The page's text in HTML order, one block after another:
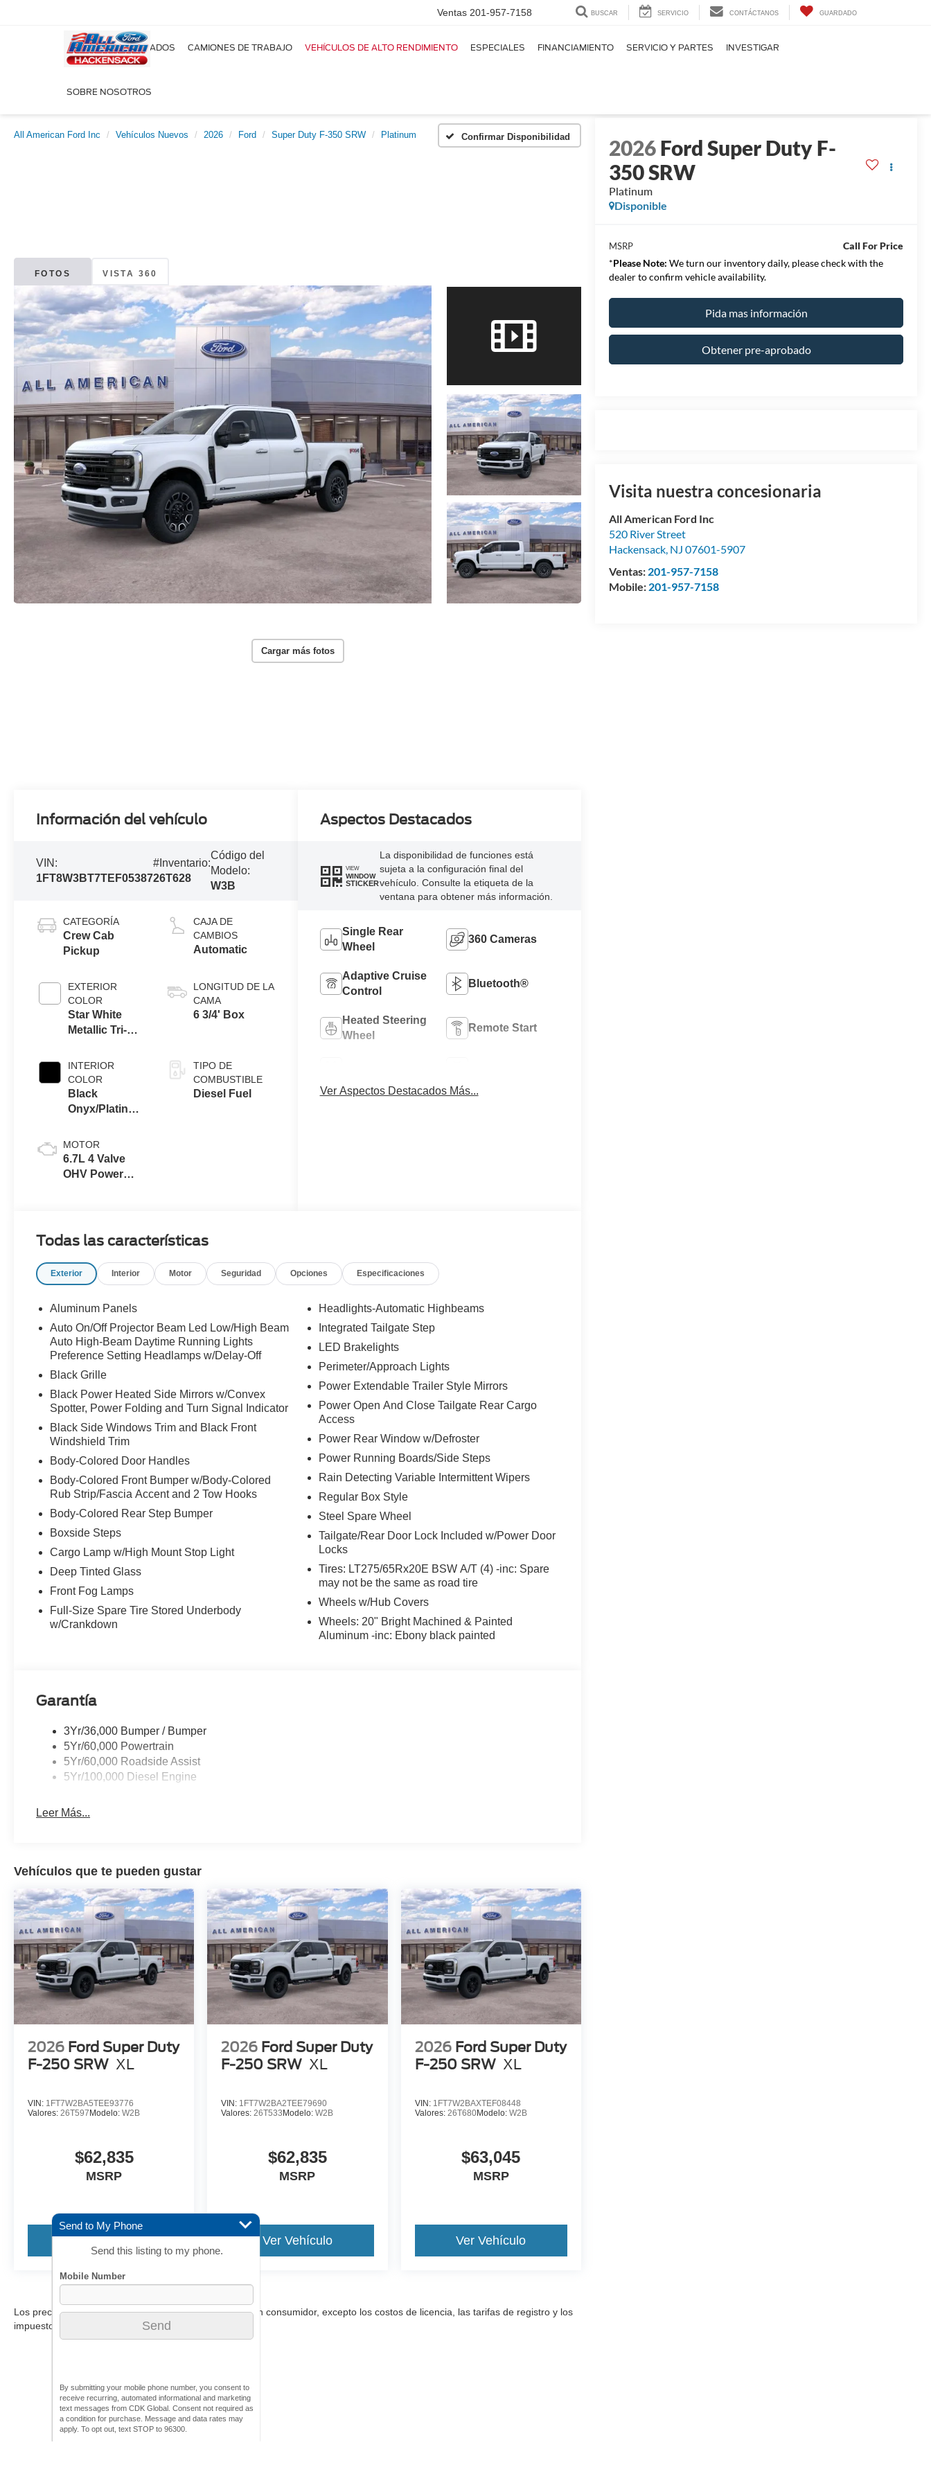
Ventas 201-957-7158 BUSCAR SERVICIO CONTÁCTANOS GUARDADO
NUEVOS USADOS CAMIONES DE TRABAJO VEHÍCULOS DE ALTO RENDIMIENTO ESPECIALES FINANCIAMIENTO SERVICIO Y PARTES INVESTIGAR
SOBRE NOSOTROS
All American Ford Inc Vehículos Nuevos 2026 Ford Super Duty F-350 SRW Platinum Confirmar Disponibilidad
FOTOS VISTA 360
Cargar más fotos
2026Ford Super Duty F-
350 SRW
Platinum
Disponible
MSRP
Call For Price
*Please Note: We turn our inventory daily, please check with the
dealer to confirm vehicle availability.
Pida mas información
Obtener pre-aprobado
Visita nuestra concesionaria
All American Ford Inc
520 River Street
Hackensack, NJ 07601-5907
Ventas: 201-957-7158
Mobile: 201-957-7158
Información del vehículo
VIN:
1FT8W3BT7TEF05387
#Inventario:
26T628
Código del
Modelo:
W3B
CATEGORÍA
Crew Cab
Pickup
EXTERIOR
COLOR
Star White
Metallic Tri-
INTERIOR
COLOR
Black
Onyx/Platinum
MOTOR
6.7L 4 Valve
OHV Power
CAJA DE
CAMBIOS
Automatic
LONGITUD DE LA
CAMA
6 3/4' Box
TIPO DE
COMBUSTIBLE
Diesel Fuel
Aspectos Destacados
VIEW
WINDOW
STICKER
La disponibilidad de funciones está
sujeta a la configuración final del
vehículo. Consulte la etiqueta de la
ventana para obtener más información.
Single Rear
Wheel
360 Cameras
Adaptive Cruise
Control
Bluetooth®
Heated Steering
Wheel
Remote Start
Ver Aspectos Destacados Más...
Todas las características
Exterior Interior Motor Seguridad Opciones Especificaciones
Aluminum Panels
Auto On/Off Projector Beam Led Low/High Beam
Auto High-Beam Daytime Running Lights
Preference Setting Headlamps w/Delay-Off
Black Grille
Black Power Heated Side Mirrors w/Convex
Spotter, Power Folding and Turn Signal Indicator
Black Side Windows Trim and Black Front
Windshield Trim
Body-Colored Door Handles
Body-Colored Front Bumper w/Body-Colored
Rub Strip/Fascia Accent and 2 Tow Hooks
Body-Colored Rear Step Bumper
Boxside Steps
Cargo Lamp w/High Mount Stop Light
Deep Tinted Glass
Front Fog Lamps
Full-Size Spare Tire Stored Underbody
w/Crankdown
Headlights-Automatic Highbeams
Integrated Tailgate Step
LED Brakelights
Perimeter/Approach Lights
Power Extendable Trailer Style Mirrors
Power Open And Close Tailgate Rear Cargo
Access
Power Rear Window w/Defroster
Power Running Boards/Side Steps
Rain Detecting Variable Intermittent Wipers
Regular Box Style
Steel Spare Wheel
Tailgate/Rear Door Lock Included w/Power Door
Locks
Tires: LT275/65Rx20E BSW A/T (4) -inc: Spare
may not be the same as road tire
Wheels w/Hub Covers
Wheels: 20" Bright Machined & Painted
Aluminum -inc: Ebony black painted
Garantía
3Yr/36,000 Bumper / Bumper
5Yr/60,000 Powertrain
5Yr/60,000 Roadside Assist
5Yr/100,000 Diesel Engine
Leer Más...
Vehículos que te pueden gustar
2026 Ford Super Duty
F-250 SRW XL
VIN: 1FT7W2BA5TEE93776
Valores: 26T597Modelo: W2B
$62,835
MSRP
Ver Vehículo
2026 Ford Super Duty
F-250 SRW XL
VIN: 1FT7W2BA2TEE79690
Valores: 26T533Modelo:W2B
$62,835
MSRP
Ver Vehículo
2026 Ford Super Duty
F-250 SRW XL
VIN: 1FT7W2BAXTEF08448
Valores: 26T680Modelo: W2B
$63,045
MSRP
Ver Vehículo
Los precios incluyen todos los costos que debe pagar un consumidor, excepto los costos de licencia, las tarifas de registro y los
impuestos.
Send to My Phone
Send this listing to my phone.
By submitting your mobile phone number, you consent to
receive recurring, automated informational and marketing
text messages from CDK Global. Consent not required as
a condition for purchase. Message and data rates may
apply. To opt out, text STOP to 96300.